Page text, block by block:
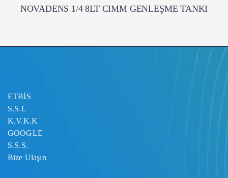
NOVADENS 1/4 8LT CIMM GENLEŞME TANKI
ETBİS
S.S.L
K.V.K.K
GOOGLE
S.S.S.
Bize Ulaşın